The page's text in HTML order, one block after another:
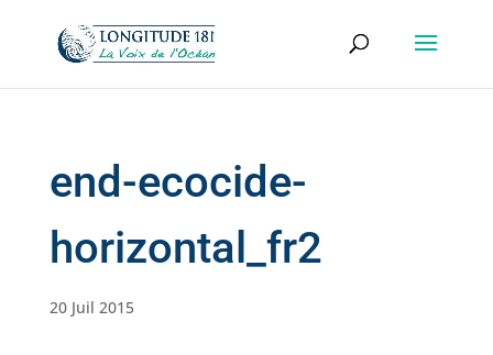
end-ecocide-
horizontal_fr2
20 Juil 2015